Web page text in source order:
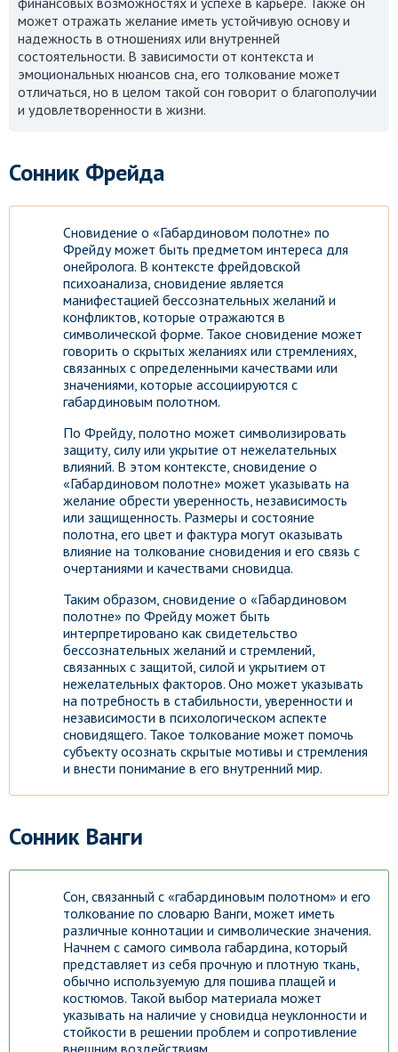
может отражать желание иметь устойчивую основу и
надежность в отношениях или внутренней
состоятельности. В зависимости от контекста и
эмоциональных нюансов сна, его толкование может
отличаться, но в целом такой сон говорит о благополучии
и удовлетворенности в жизни.
Сонник Фрейда
Сновидение о «Габардиновом полотне» по
Фрейду может быть предметом интереса для
онейролога. В контексте фрейдовской
психоанализа, сновидение является
манифестацией бессознательных желаний и
конфликтов, которые отражаются в
символической форме. Такое сновидение может
говорить о скрытых желаниях или стремлениях,
связанных с определенными качествами или
значениями, которые ассоциируются с
габардиновым полотном.
По Фрейду, полотно может символизировать
защиту, силу или укрытие от нежелательных
влияний. В этом контексте, сновидение о
«Габардиновом полотне» может указывать на
желание обрести уверенность, независимость
или защищенность. Размеры и состояние
полотна, его цвет и фактура могут оказывать
влияние на толкование сновидения и его связь с
очертаниями и качествами сновидца.
Таким образом, сновидение о «Габардиновом
полотне» по Фрейду может быть
интерпретировано как свидетельство
бессознательных желаний и стремлений,
связанных с защитой, силой и укрытием от
нежелательных факторов. Оно может указывать
на потребность в стабильности, уверенности и
независимости в психологическом аспекте
сновидящего. Такое толкование может помочь
субъекту осознать скрытые мотивы и стремления
и внести понимание в его внутренний мир.
Сонник Ванги
Сон, связанный с «габардиновым полотном» и его
толкование по словарю Ванги, может иметь
различные коннотации и символические значения.
Начнем с самого символа габардина, который
представляет из себя прочную и плотную ткань,
обычно используемую для пошива плащей и
костюмов. Такой выбор материала может
указывать на наличие у сновидца неуклонности и
стойкости в решении проблем и сопротивление
внешним воздействиям.